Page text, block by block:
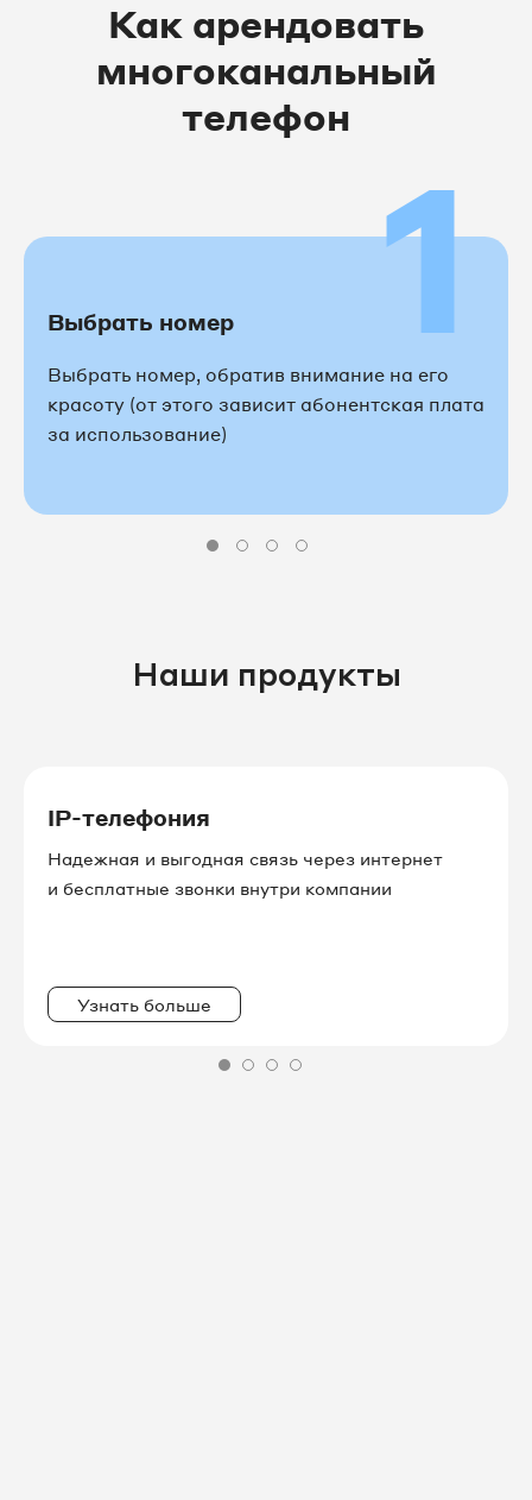
Как арендовать
многоканальный
телефон
1
Выбрать номер
Выбрать номер, обратив внимание на его
красоту (от этого зависит абонентская плата
за использование)
Наши продукты
IP-телефония
Надежная и выгодная связь через интернет
и бесплатные звонки внутри компании
Узнать больше